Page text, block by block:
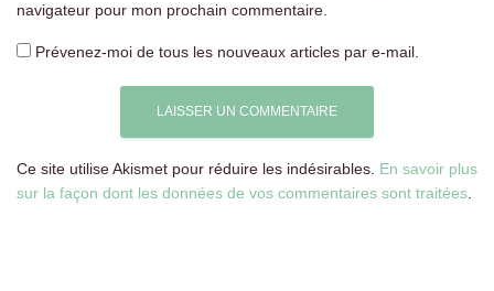
navigateur pour mon prochain commentaire.
Prévenez-moi de tous les nouveaux articles par e-mail.
Ce site utilise Akismet pour réduire les indésirables. En savoir plus
sur la façon dont les données de vos commentaires sont traitées